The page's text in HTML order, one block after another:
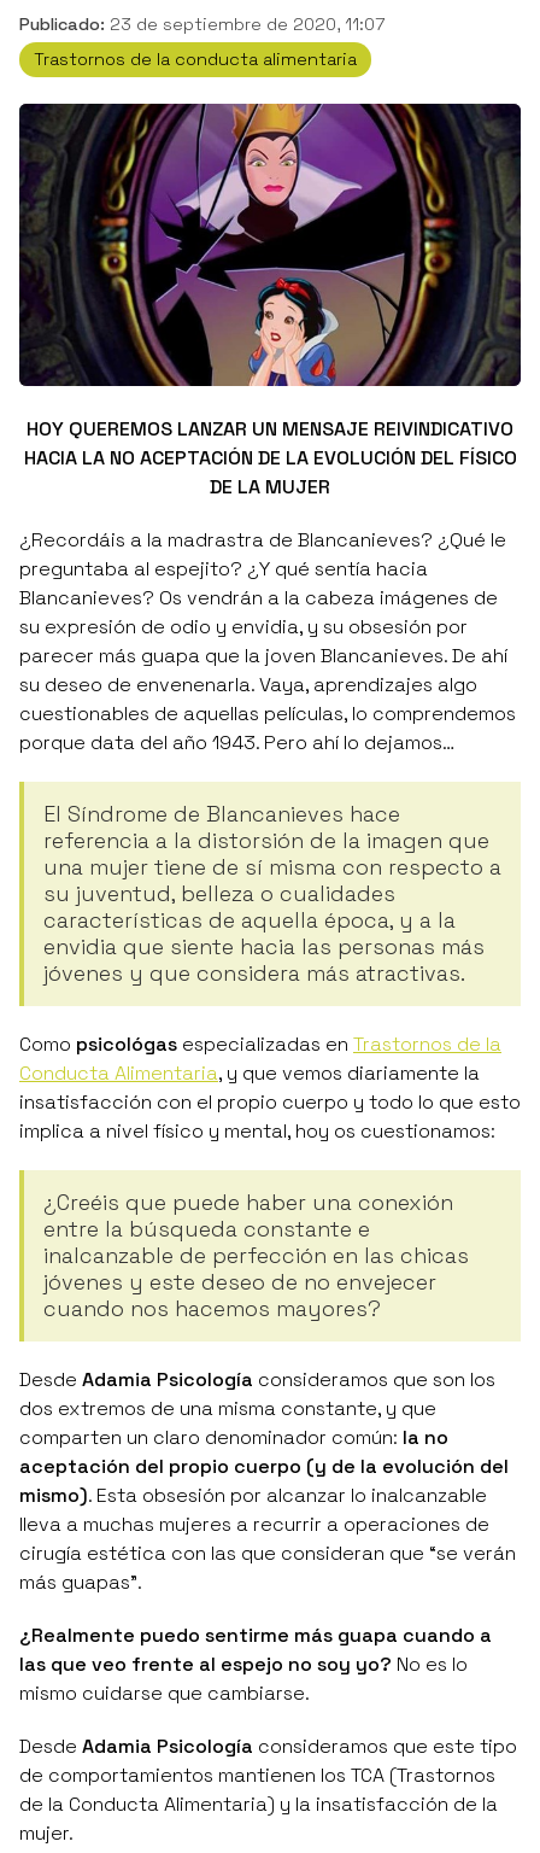
Publicado: 23 de septiembre de 2020, 11:07
Trastornos de la conducta alimentaria
HOY QUEREMOS LANZAR UN MENSAJE REIVINDICATIVO
HACIA LA NO ACEPTACIÓN DE LA EVOLUCIÓN DEL FÍSICO
DE LA MUJER
¿Recordáis a la madrastra de Blancanieves? ¿Qué le
preguntaba al espejito? ¿Y qué sentía hacia
Blancanieves? Os vendrán a la cabeza imágenes de
su expresión de odio y envidia, y su obsesión por
parecer más guapa que la joven Blancanieves. De ahí
su deseo de envenenarla. Vaya, aprendizajes algo
cuestionables de aquellas películas, lo comprendemos
porque data del año 1943. Pero ahí lo dejamos…
El Síndrome de Blancanieves hace
referencia a la distorsión de la imagen que
una mujer tiene de sí misma con respecto a
su juventud, belleza o cualidades
características de aquella época, y a la
envidia que siente hacia las personas más
jóvenes y que considera más atractivas.
Como psicológas especializadas en Trastornos de la
Conducta Alimentaria, y que vemos diariamente la
insatisfacción con el propio cuerpo y todo lo que esto
implica a nivel físico y mental, hoy os cuestionamos:
¿Creéis que puede haber una conexión
entre la búsqueda constante e
inalcanzable de perfección en las chicas
jóvenes y este deseo de no envejecer
cuando nos hacemos mayores?
Desde Adamia Psicología consideramos que son los
dos extremos de una misma constante, y que
comparten un claro denominador común: la no
aceptación del propio cuerpo (y de la evolución del
mismo). Esta obsesión por alcanzar lo inalcanzable
lleva a muchas mujeres a recurrir a operaciones de
cirugía estética con las que consideran que “se verán
más guapas”.
¿Realmente puedo sentirme más guapa cuando a
las que veo frente al espejo no soy yo? No es lo
mismo cuidarse que cambiarse.
Desde Adamia Psicología consideramos que este tipo
de comportamientos mantienen los TCA (Trastornos
de la Conducta Alimentaria) y la insatisfacción de la
mujer.